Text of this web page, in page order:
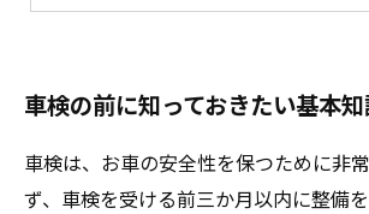
車検の前に知っておきたい基本
車検は、お車の安全性を保つために非
ず、車検を受ける前三か月以内に整備